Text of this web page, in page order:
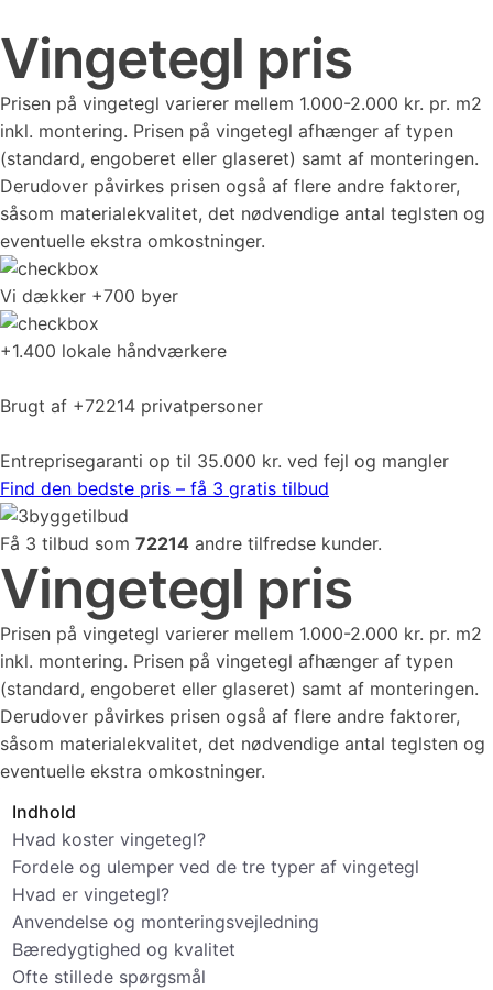
Vingetegl pris
Prisen på vingetegl varierer mellem 1.000-2.000 kr. pr. m2
inkl. montering. Prisen på vingetegl afhænger af typen
(standard, engoberet eller glaseret) samt af monteringen.
Derudover påvirkes prisen også af flere andre faktorer,
såsom materialekvalitet, det nødvendige antal teglsten og
eventuelle ekstra omkostninger.
Vi dækker +700 byer
+1.400 lokale håndværkere
Brugt af +72214 privatpersoner
Entreprisegaranti op til 35.000 kr. ved fejl og mangler
Find den bedste pris – få 3 gratis tilbud
Få 3 tilbud som 72214 andre tilfredse kunder.
Vingetegl pris
Prisen på vingetegl varierer mellem 1.000-2.000 kr. pr. m2
inkl. montering. Prisen på vingetegl afhænger af typen
(standard, engoberet eller glaseret) samt af monteringen.
Derudover påvirkes prisen også af flere andre faktorer,
såsom materialekvalitet, det nødvendige antal teglsten og
eventuelle ekstra omkostninger.
Indhold
Hvad koster vingetegl?
Fordele og ulemper ved de tre typer af vingetegl
Hvad er vingetegl?
Anvendelse og monteringsvejledning
Bæredygtighed og kvalitet
Ofte stillede spørgsmål